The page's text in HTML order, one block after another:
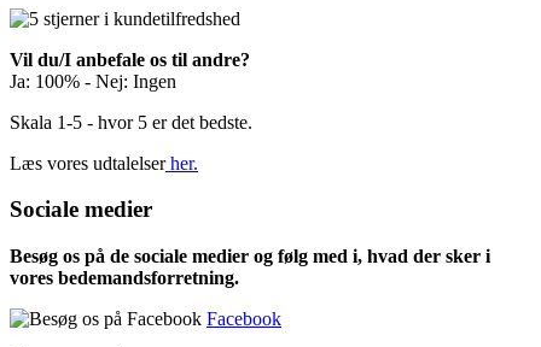
Vil du/I anbefale os til andre?
Ja: 100% - Nej: Ingen
Skala 1-5 - hvor 5 er det bedste.
Læs vores udtalelserher.
Sociale medier
Besøg os på de sociale medier og følg med i, hvad der sker i
vores bedemandsforretning.
Facebook